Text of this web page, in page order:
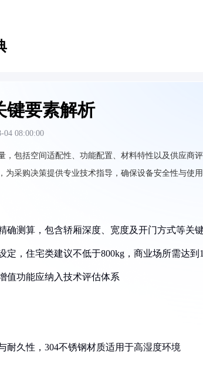
键要素解析
04 08:00:00
，包括空间适配性、功能配置、材料特性以及供应商
采购决策提供专业技术指导，确保设备安全性与使用
确测算，包含轿厢深度、宽度及开门方式等关
定，住宅类建议不低于800kg，商业场所需达到
值功能应纳入技术评估体系
耐久性，304不锈钢材质适用于高湿度环境